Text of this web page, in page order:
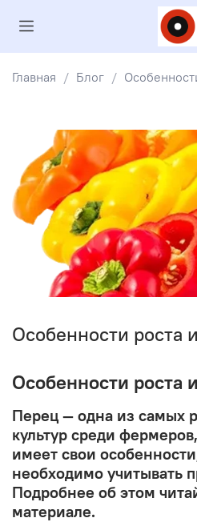
Главная Блог
Особенности роста
Особенности роста
Перец — одна из самых
культур среди
имеет свои
необходимо учитывать
Подробнее об этом
материале.